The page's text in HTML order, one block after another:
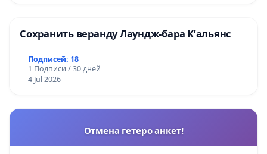
Сохранить веранду Лаундж-бара К’альянс
Подписей: 18
1 Подписи / 30 дней
4 Jul 2026
Отмена гетеро анкет!